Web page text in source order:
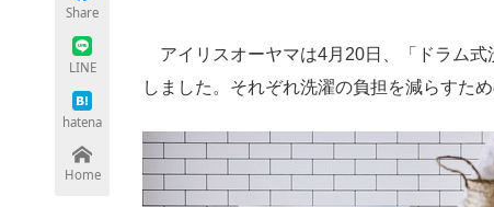
ちょっと気になるネットの話題
Share
LINE
hatena
Home
アイリスオーヤマは4月20日、「ドラム式
しました。それぞれ洗濯の負担を減らすた